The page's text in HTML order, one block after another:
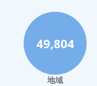
奈良市でのホテル
長野市でのホテル
大分市でのホテル
宮島でのホテル
49,804
地域